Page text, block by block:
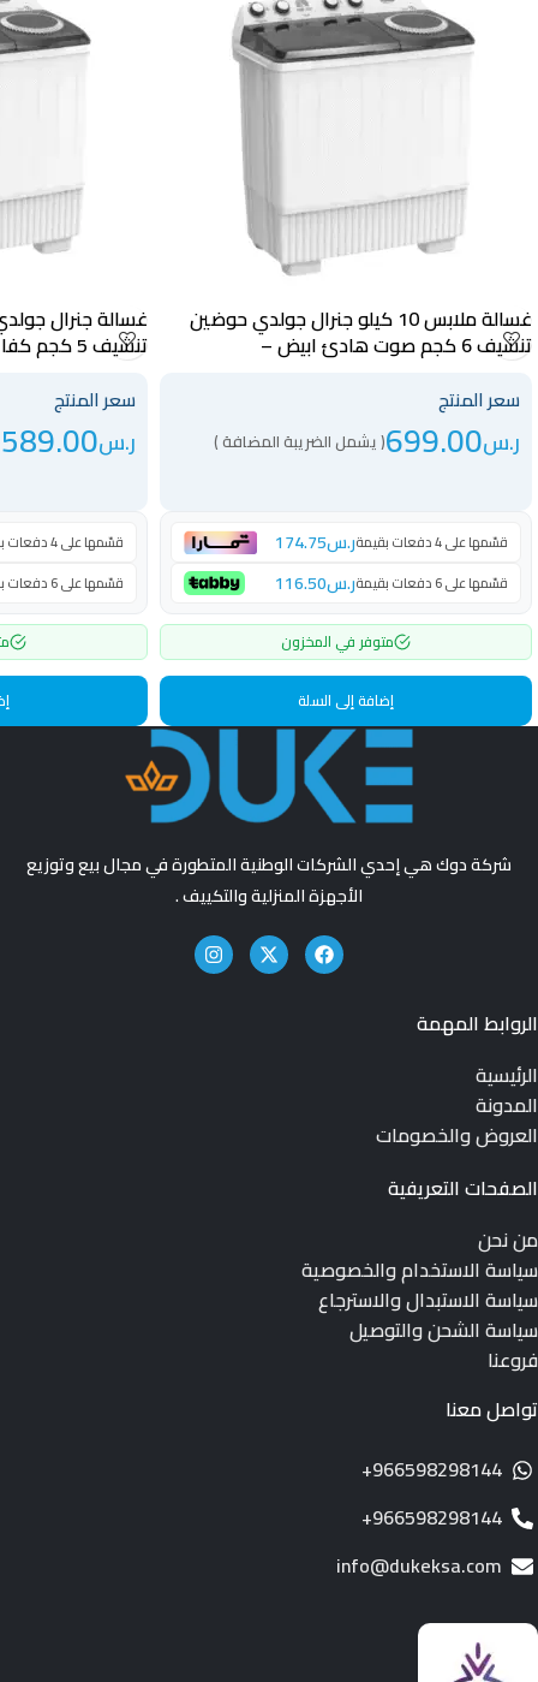
غسالة ملابس 10 كيلو جنرال جولدي حوضين
تنشيف 6 كجم صوت هادئ ابيض –
GGWMTT10WB
سعر المنتج
ر.س699.00( يشمل الضريبة المضافة )
قسّمها على 4 دفعات بقيمة ر.س174.75
قسّمها على 6 دفعات بقيمة ر.س116.50
متوفر في المخزون
إضافة إلى السلة
تنشيف 5
GGWMTT09WB
سعر المنتج
ر.س589.00
قسّمها على 4 دفعات بقيمة
قسّمها على 6 دفعات بقيمة
شركة دوك هي إحدي الشركات الوطنية المتطورة في مجال بيع وتوزيع
الأجهزة المنزلية والتكييف .
الروابط المهمة
الرئيسية
المدونة
العروض والخصومات
الصفحات التعريفية
من نحن
سياسة الاستخدام والخصوصية
سياسة الاستبدال والاسترجاع
سياسة الشحن والتوصيل
فروعنا
تواصل معنا
966598298144+
966598298144+
info@dukeksa.com